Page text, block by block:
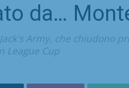
da…
Army, che chiudono
League Cup